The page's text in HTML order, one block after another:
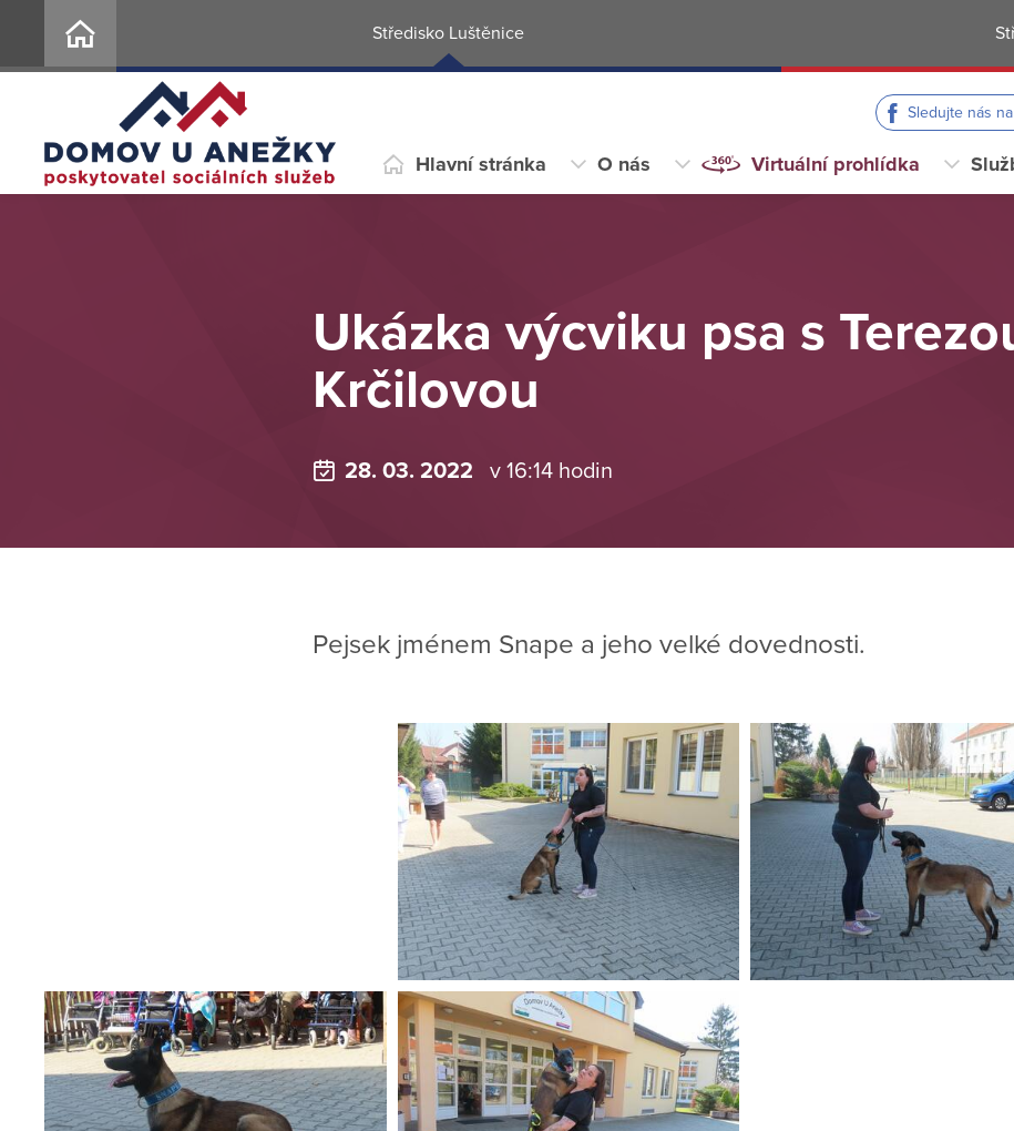
Středisko Luštěnice
Sledujte nás
Hlavní stránka O nás Virtuální prohlídka
Ukázka výcviku psa s
Krčilovou
28. 03. 2022 v 16:14 hodin
Pejsek jménem Snape a jeho velké dovednosti.